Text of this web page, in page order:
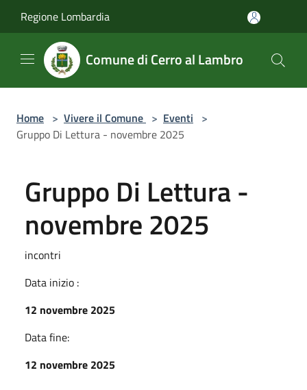
Regione Lombardia
Comune di Cerro al Lambro
Home > Vivere il Comune > Eventi >
Gruppo Di Lettura - novembre 2025
Gruppo Di Lettura -
novembre 2025
incontri
Data inizio :
12 novembre 2025
Data fine:
12 novembre 2025